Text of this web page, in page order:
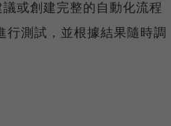
或創建完整的自動化流程
行測試，並根據結果隨時調